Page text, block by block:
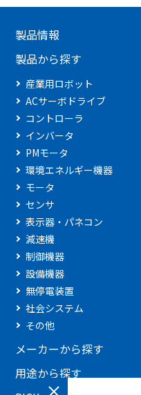
製品情報
製品から探す
産業用ロボット
ACサーボドライブ
コントローラ
インバータ
PMモータ
環境エネルギー機器
モータ
センサ
表示器・パネコン
減速機
制御機器
設備機器
無停電装置
社会システム
その他
メーカーから探す
用途から探す